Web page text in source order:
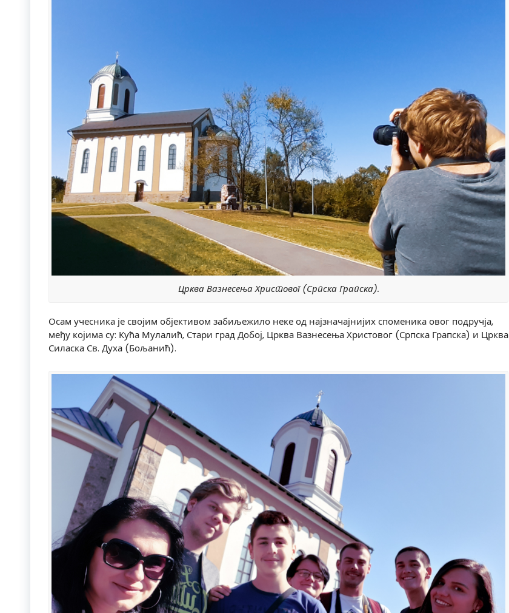
Црква Вазнесења Христовог (Српска Грапска).
Осам учесника је својим објективом забиљежило неке од најзначајнијих споменика овог подручја,
међу којима су: Кућа Мулалић, Стари град Добој, Црква Вазнесења Христовог (Српска Грапска) и Црква
Силаска Св. Духа (Бољанић).